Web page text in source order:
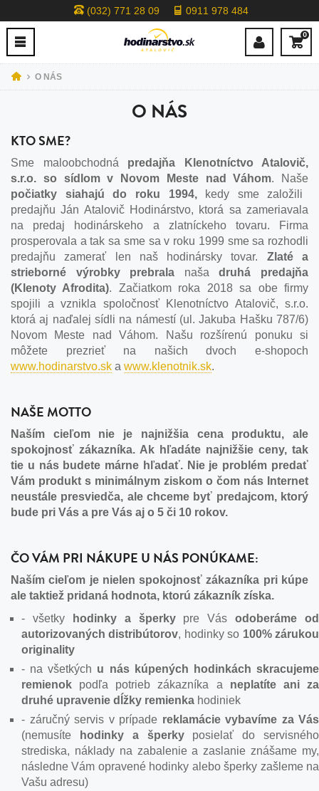
(032) 771 28 09 0911 978 484
0
O NÁS
O NÁS
KTO SME?
Sme maloobchodná predajňa Klenotníctvo Atalovič,
s.r.o. so sídlom v Novom Meste nad Váhom. Naše
počiatky siahajú do roku 1994,kedy sme založili
predajňu Ján Atalovič Hodinárstvo, ktorá sa zameriavala
na predaj hodinárskeho a zlatníckeho tovaru. Firma
prosperovala a tak sa sme sa v roku 1999 sme sa rozhodli
predajňu zamerať len naš hodinársky tovar. Zlaté a
strieborné výrobky
prebrala našadruhá predajňa
(Klenoty Afrodita). Začiatkom roka 2018 sa obe firmy
spojili a vznikla spoločnosť Klenotníctvo Atalovič, s.r.o.
ktorá aj naďalej sídli na námestí (ul. Jakuba Hašku 787/6)
Novom Meste nad Váhom. Našu rozšírenú ponuku si
môžete prezrieť na našich dvoch e-shopoch
www.hodinarstvo.sk a www.klenotnik.sk.
NAŠE MOTTO
Naším cieľom nie je najnižšia cena produktu, ale
spokojnosť zákazníka. Ak hľadáte najnižšie ceny, tak
tie u nás budete márne hľadať. Nie je problém predať
Vám produkt s minimálnym ziskom o čom nás Internet
neustále presviedča, ale chceme byť predajcom, ktorý
bude pri Vás a pre Vás aj o 5 či 10 rokov.
ČO VÁM PRI NÁKUPE U NÁS PONÚKAME:
Naším cieľom je nielen spokojnosť zákazníka pri kúpe
ale taktiež pridaná hodnota, ktorú zákazník získa.
- všetkyhodinkya šperky pre Vásodoberáme od
autorizovaných distribútorov, hodinky so 100% zárukou
originality
- na všetkých u nás kúpených hodinkách skracujeme
remienok podľa potrieb zákazníka a neplatíte ani za
druhé upravenie dĺžky remienka hodiniek
- záručný servis v prípade reklamácie vybavíme za Vás
(nemusíte
hodinky a šperkyposielať do servisného
strediska, náklady na zabalenie a zaslanie znášame my,
následne Vám opravené hodinky alebo šperky zašleme na
Vašu adresu)